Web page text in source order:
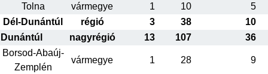
Tolna
vármegye 1 10
5
Dél-Dunántúl
régió 3 38
10
Dunántúl
nagyrégió 13 107
36
Borsod-Abaúj-
Zemplén
vármegye 1 28 9